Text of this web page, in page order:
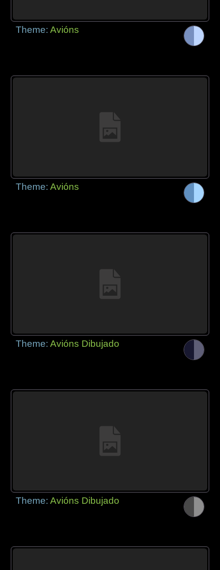
Theme:Avións
Theme:Avións
Theme:Avións Dibujado
Theme:Avións Dibujado